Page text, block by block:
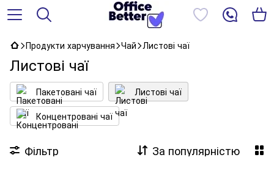
Продукти харчування Чай Листові чаї
Листові чаї
Пакетовані чаї
Листові чаї
Концентровані чаї
Фільтр За популярністю